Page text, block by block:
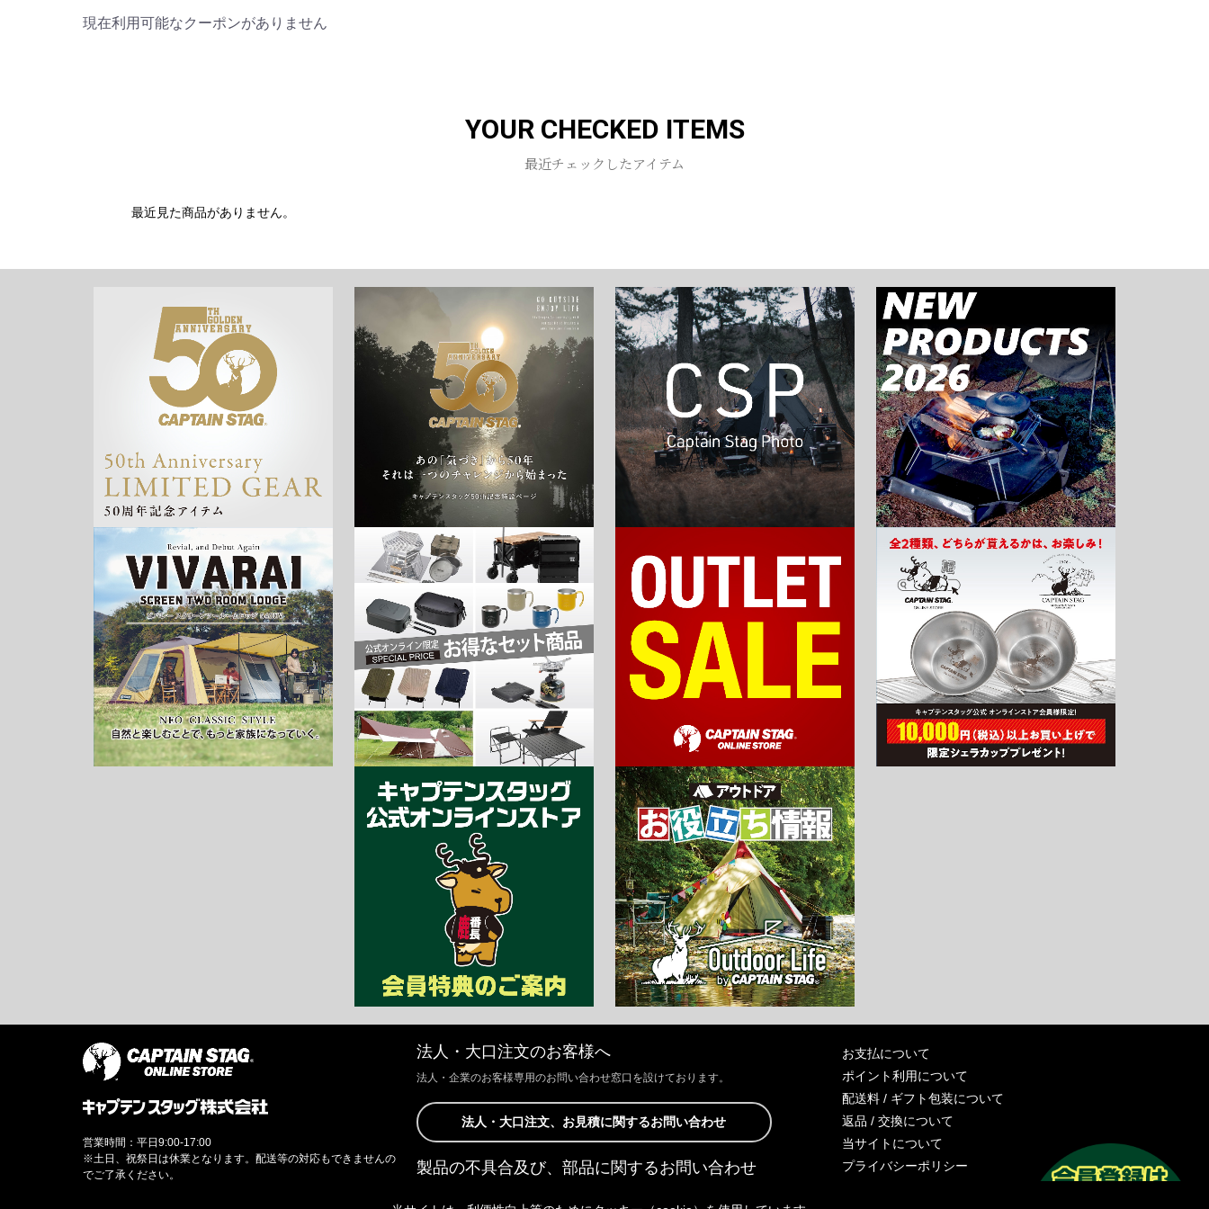
現在利用可能なクーポンがありません
YOUR CHECKED ITEMS
最近チェックしたアイテム
最近見た商品がありません。
法人・大口注文のお客様へ
法人・企業のお客様専用のお問い合わせ窓口を設けております。
法人・大口注文、お見積に関するお問い合わせ
製品の不具合及び、部品に関するお問い合わせ
お支払について
ポイント利用について
配送料 / ギフト包装について
返品 / 交換について
当サイトについて
プライバシーポリシー
営業時間：平日9:00-17:00
※土日、祝祭日は休業となります。配送等の対応もできませんの
でご了承ください。